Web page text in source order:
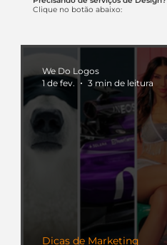
Clique no botão abaixo:
Dicas de Marketing
We Do Logos
1 de fev.
3 min de leitura